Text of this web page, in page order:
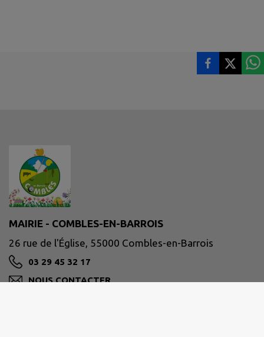
MAIRIE - COMBLES-EN-BARROIS
26 rue de l'Église, 55000 Combles-en-Barrois
03 29 45 32 17
NOUS CONTACTER